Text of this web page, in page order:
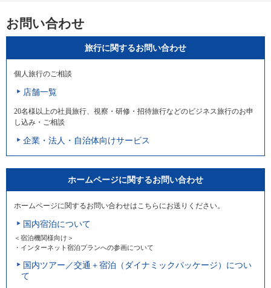
お問い合わせ
旅行に関するお問い合わせ
個人旅行のご相談
店舗一覧
20名様以上の社員旅行、視察・研修・招待旅行などのビジネス旅行のお申
し込み・ご相談
企業・法人・自治体向けサービス
ホームページに関するお問い合わせ
ホームページに関するお問い合わせはこちらにお送りください。
国内宿泊について
＜宿泊機関様向け＞
・インターネット宿泊プランへの参画について
国内ツアー／交通＋宿泊（ダイナミックパッケージ）につい
て